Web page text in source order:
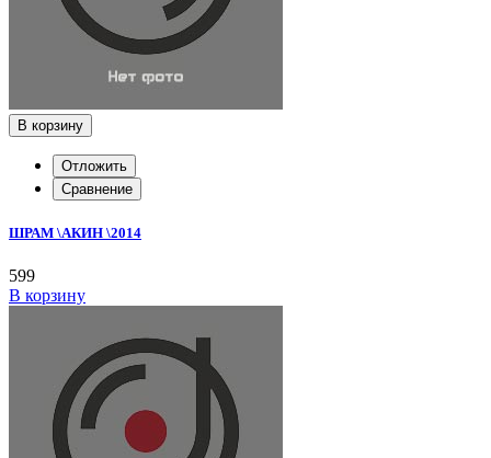
В корзину
Отложить
Сравнение
ШРАМ \АКИН \2014
599
В корзину